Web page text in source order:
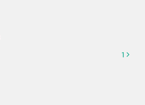
1